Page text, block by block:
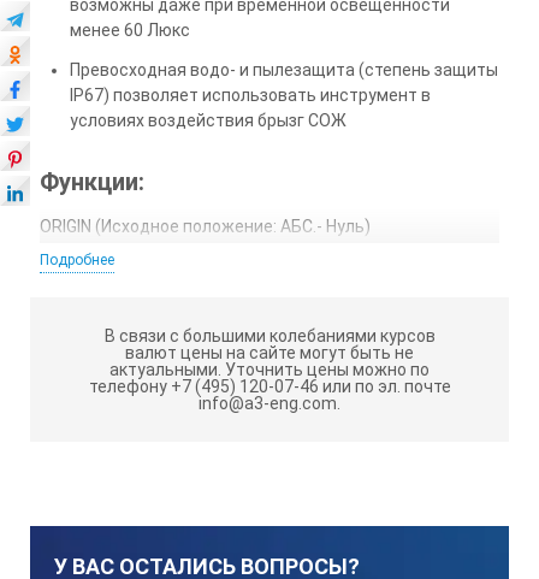
возможны даже при временной освещённости
менее 60 Люкс
Превосходная водо- и пылезащита (степень защиты
IP67) позволяет использовать инструмент в
условиях воздействия брызг СОЖ
Функции:
ORIGIN (Исходное положение: АБС.- Нуль)
Технические характеристики
Погрешность
Макс. скорость отклика
Подробнее
В связи с большими колебаниями курсов
валют цены на сайте могут быть не
актуальными. Уточнить цены можно по
телефону +7 (495) 120-07-46 или по эл. почте
info@a3-eng.com.
У ВАС ОСТАЛИСЬ ВОПРОСЫ?